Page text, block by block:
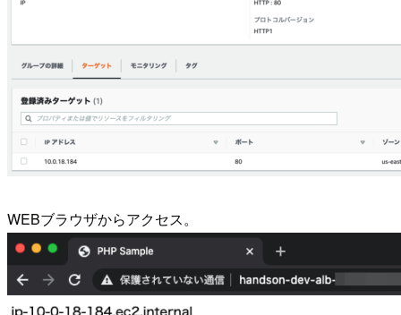
WEBブラウザからアクセス。